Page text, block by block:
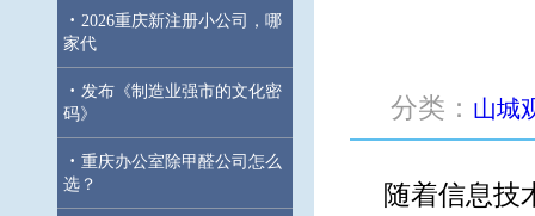
· 2026重庆新注册小公司，哪
家代
· 发布《制造业强市的文化密
码》
· 重庆办公室除甲醛公司怎么
选？
分类： 山城
随着信息技